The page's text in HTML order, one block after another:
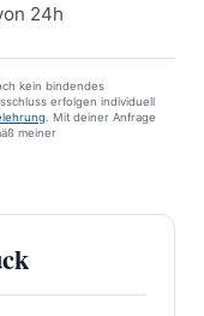
24h
kein bindendes
erfolgen individuell
. Mit deiner Anfrage
meiner